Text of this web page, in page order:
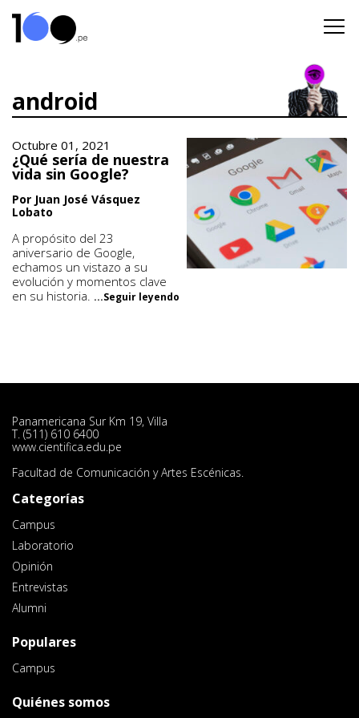
android
Octubre 01, 2021
¿Qué sería de nuestra
vida sin Google?
Por Juan José Vásquez
Lobato
A propósito del 23
aniversario de Google,
echamos un vistazo a su
evolución y momentos clave
en su historia. ...Seguir leyendo
Panamericana Sur Km 19, Villa
T. (511) 610 6400
www.cientifica.edu.pe
Facultad de Comunicación y Artes Escénicas.
Categorías
Campus
Laboratorio
Opinión
Entrevistas
Alumni
Populares
Campus
Quiénes somos